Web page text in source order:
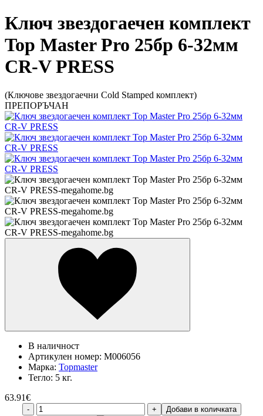
Ключ звездогаечен комплект
Top Master Pro 25бр 6-32мм
CR-V PRESS
(Ключове звездогаечни Cold Stamped комплект)
ПРЕПОРЪЧАН
В наличност
Артикулен номер: M006056
Марка: Topmaster
Тегло: 5 кг.
63.91€
- + Добави в количката